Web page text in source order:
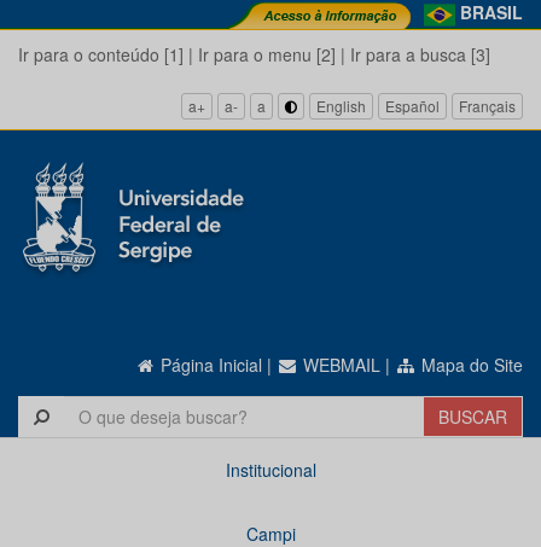
BRASIL
Ir para o conteúdo [1] | Ir para o menu [2] | Ir para a busca [3]
a+ a- a English Español Français
Página Inicial | WEBMAIL | Mapa do Site
Institucional
Campi